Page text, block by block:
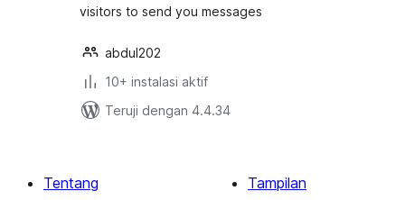
visitors to send you messages
abdul202
10+ instalasi aktif
Teruji dengan 4.4.34
Tentang
Tampilan